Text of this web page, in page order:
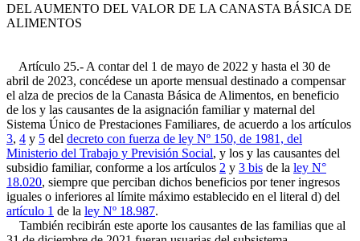
DEL AUMENTO DEL VALOR DE LA CANASTA BÁSICA DE
ALIMENTOS
Artículo 25.- A contar del 1 de mayo de 2022 y hasta el 30 de
abril de 2023, concédese un aporte mensual destinado a compensar
el alza de precios de la Canasta Básica de Alimentos, en beneficio
de los y las causantes de la asignación familiar y maternal del
Sistema Único de Prestaciones Familiares, de acuerdo a los artículos
3, 4 y 5 del decreto con fuerza de ley Nº 150, de 1981, del
Ministerio del Trabajo y Previsión Social, y los y las causantes del
subsidio familiar, conforme a los artículos 2 y 3 bis de la ley N°
18.020, siempre que perciban dichos beneficios por tener ingresos
iguales o inferiores al límite máximo establecido en el literal d) del
artículo 1 de la ley Nº 18.987.
También recibirán este aporte los causantes de las familias que al